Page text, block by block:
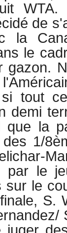
WTA.
de
la
le
gazon.
tout
demi
que la
1/
par le
sur le
S.